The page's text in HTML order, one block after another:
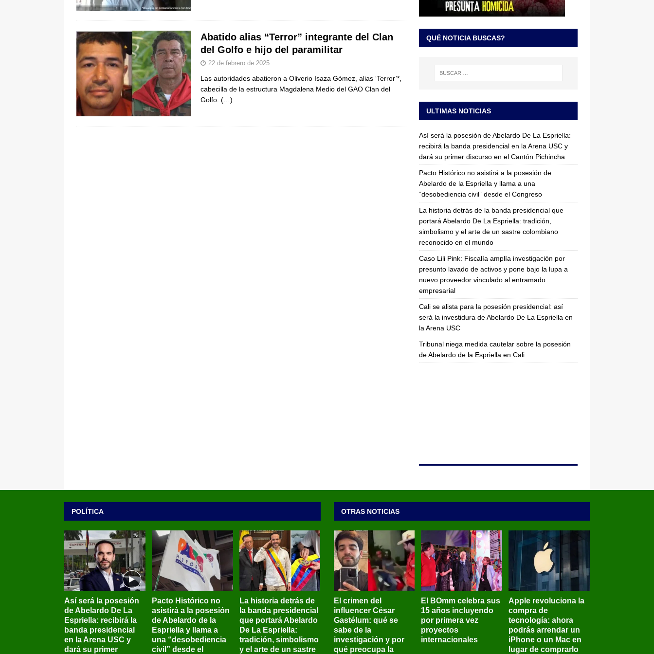
pone bajo la lupa a nuevo proveedor vinculado al entramado empresarial
De La Espriella en la Arena USC LO ÚLTIMO
Abatido alias “Terror” integrante del Clan
del Golfo e hijo del paramilitar
22 de febrero de 2025
Las autoridades abatieron a Oliverio Isaza Gómez, alias ‘Terror’*,
cabecilla de la estructura Magdalena Medio del GAO Clan del
Golfo. (…)
QUÉ NOTICIA BUSCAS?
ULTIMAS NOTICIAS
Así será la posesión de Abelardo De La Espriella:
recibirá la banda presidencial en la Arena USC y
dará su primer discurso en el Cantón Pichincha
Pacto Histórico no asistirá a la posesión de
Abelardo de la Espriella y llama a una
“desobediencia civil” desde el Congreso
La historia detrás de la banda presidencial que
portará Abelardo De La Espriella: tradición,
simbolismo y el arte de un sastre colombiano
reconocido en el mundo
Caso Lili Pink: Fiscalía amplía investigación por
presunto lavado de activos y pone bajo la lupa a
nuevo proveedor vinculado al entramado
empresarial
Cali se alista para la posesión presidencial: así
será la investidura de Abelardo De La Espriella en
la Arena USC
Tribunal niega medida cautelar sobre la posesión
de Abelardo de la Espriella en Cali
POLÍTICA
Así será la posesión
de Abelardo De La
Espriella: recibirá la
banda presidencial
en la Arena USC y
dará su primer
Pacto Histórico no
asistirá a la posesión
de Abelardo de la
Espriella y llama a
una “desobediencia
civil” desde el
La historia detrás de
la banda presidencial
que portará Abelardo
De La Espriella:
tradición, simbolismo
y el arte de un sastre
OTRAS NOTICIAS
El crimen del
influencer César
Gastélum: qué se
sabe de la
investigación y por
qué preocupa la
El BOmm celebra sus
15 años incluyendo
por primera vez
proyectos
internacionales
Apple revoluciona la
compra de
tecnología: ahora
podrás arrendar un
iPhone o un Mac en
lugar de comprarlo